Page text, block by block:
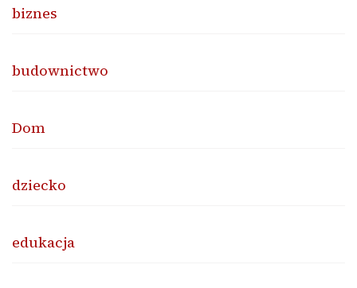
biznes
budownictwo
Dom
dziecko
edukacja